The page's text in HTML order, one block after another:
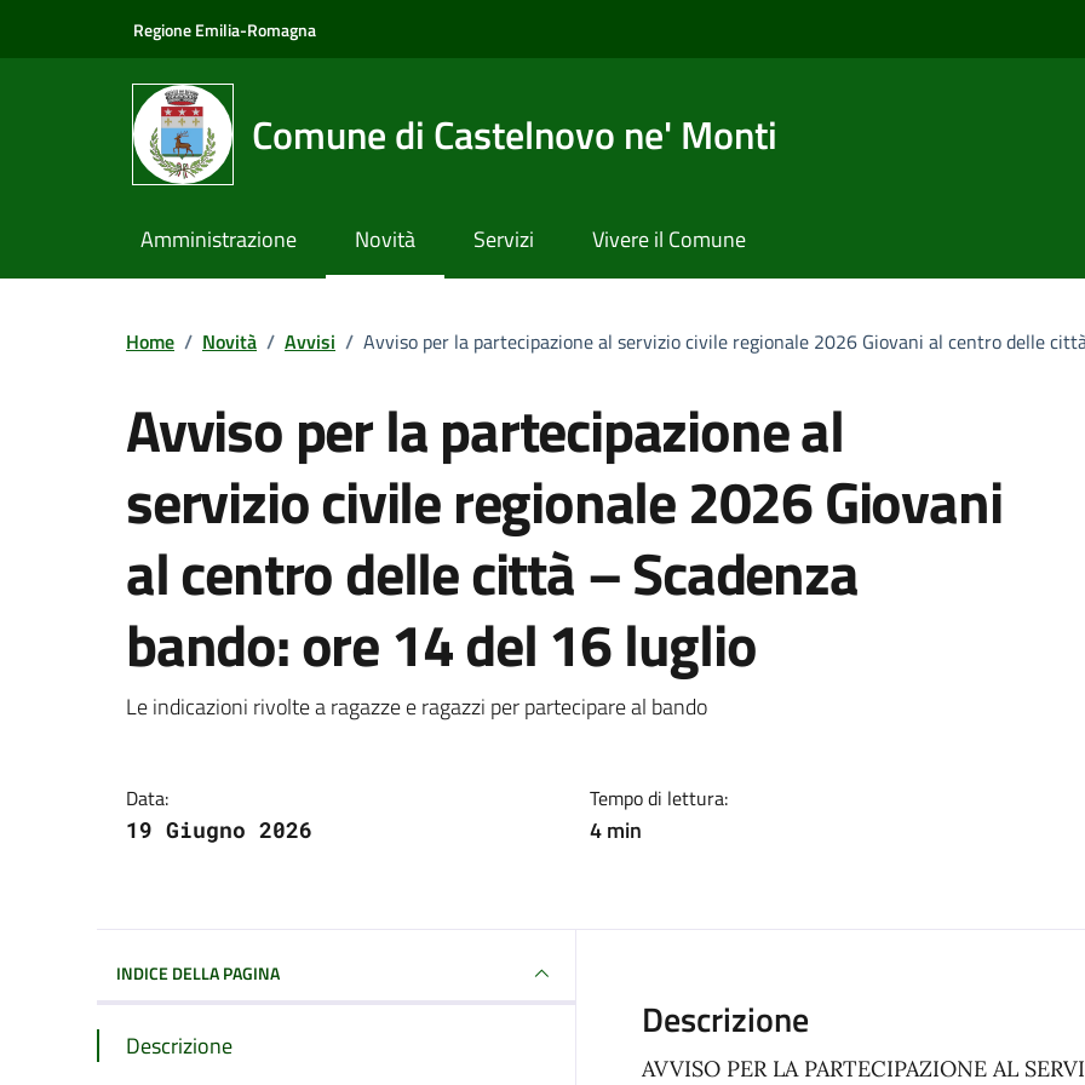
Regione Emilia-Romagna
Comune di Castelnovo ne' Monti
Amministrazione Novità Servizi Vivere il Comune
Home / Novità / Avvisi / Avviso per la partecipazione al servizio civile regionale 2026 Giovani al centro delle
Avviso per la partecipazione al
servizio civile regionale 2026 Giovani
al centro delle città – Scadenza
bando: ore 14 del 16 luglio
Dettagli della notizia
Le indicazioni rivolte a ragazze e ragazzi per partecipare al bando
Data:
19 Giugno 2026
Tempo di lettura:
4 min
INDICE DELLA PAGINA
Descrizione
Descrizione
AVVISO PER LA PARTECIPAZIONE AL